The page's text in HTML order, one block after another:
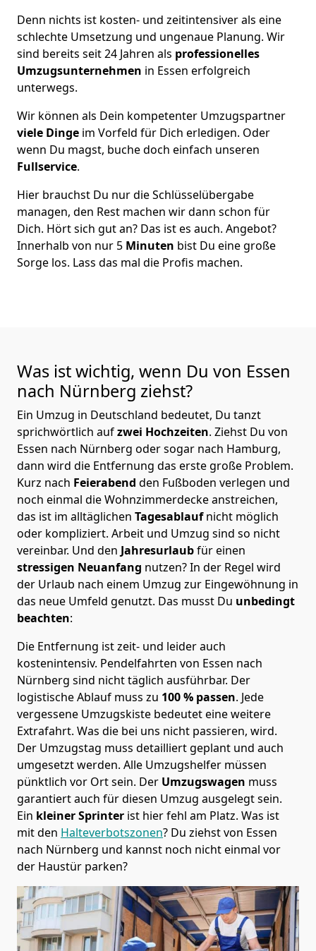
Denn nichts ist kosten- und zeitintensiver als eine
schlechte Umsetzung und ungenaue Planung. Wir
sind bereits seit 24 Jahren als professionelles
Umzugsunternehmen in Essen erfolgreich
unterwegs.
Wir können als Dein kompetenter Umzugspartner
viele Dinge im Vorfeld für Dich erledigen. Oder
wenn Du magst, buche doch einfach unseren
Fullservice.
Hier brauchst Du nur die Schlüsselübergabe
managen, den Rest machen wir dann schon für
Dich. Hört sich gut an? Das ist es auch. Angebot?
Innerhalb von nur 5 Minuten bist Du eine große
Sorge los. Lass das mal die Profis machen.
Was ist wichtig, wenn Du von Essen
nach Nürnberg ziehst?
Ein Umzug in Deutschland bedeutet, Du tanzt
sprichwörtlich aufzwei Hochzeiten. Ziehst Du von
Essen nach Nürnberg oder sogar nach Hamburg,
dann wird die Entfernung das erste große Problem.
Kurz nach Feierabend den Fußboden verlegen und
noch einmal die Wohnzimmerdecke anstreichen,
das ist im alltäglichen Tagesablaufnicht möglich
oder kompliziert. Arbeit und Umzug sind so nicht
vereinbar. Und den Jahresurlaubfür einen
stressigen Neuanfang nutzen? In der Regel wird
der Urlaub nach einem Umzug zur Eingewöhnung in
das neue Umfeld genutzt. Das musst Du unbedingt
beachten:
Die Entfernung ist zeit- und leider auch
kostenintensiv. Pendelfahrten von Essen nach
Nürnberg sind nicht täglich ausführbar. Der
logistische Ablauf muss zu 100 % passen. Jede
vergessene Umzugskiste bedeutet eine weitere
Extrafahrt. Was die bei uns nicht passieren, wird.
Der Umzugstag muss detailliert geplant und auch
umgesetzt werden. Alle Umzugshelfer müssen
pünktlich vor Ort sein. Der Umzugswagen muss
garantiert auch für diesen Umzug ausgelegt sein.
Ein kleiner Sprinter ist hier fehl am Platz. Was ist
mit den Halteverbotszonen? Du ziehst von Essen
nach Nürnberg und kannst noch nicht einmal vor
der Haustür parken?